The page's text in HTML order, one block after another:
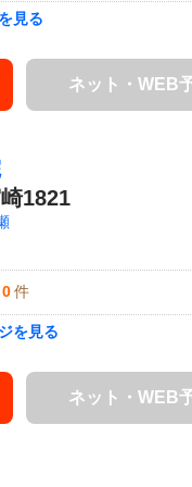
見る
ネット・WEB
1821
0 件
を見る
ネット・WEB